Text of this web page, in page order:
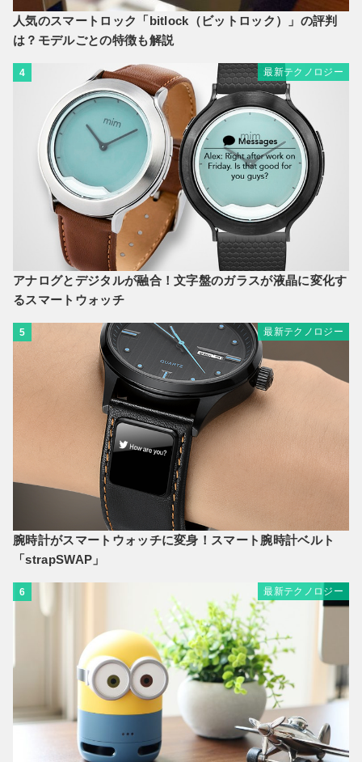
人気のスマートロック「bitlock（ビットロック）」の評判
は？モデルごとの特徴も解説
4 最新テクノロジー
アナログとデジタルが融合！文字盤のガラスが液晶に変化す
るスマートウォッチ
5 最新テクノロジー
腕時計がスマートウォッチに変身！スマート腕時計ベルト
「strapSWAP」
6 最新テクノロジー